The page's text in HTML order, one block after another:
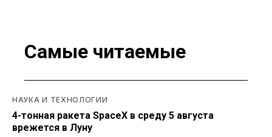
Самые читаемые
НАУКА И ТЕХНОЛОГИИ
4-тонная ракета SpaceX в среду 5 августа
врежется в Луну